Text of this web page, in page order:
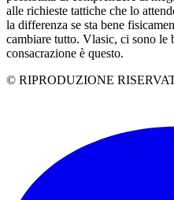
alle richieste tattiche che lo
la differenza se sta bene
cambiare tutto. Vlasic, ci sono le
consacrazione è questo.
© RIPRODUZIONE